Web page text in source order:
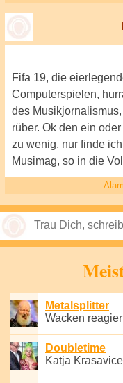
Fifa 19, die
Computerspielen,
des
rüber. Ok den ein
zu wenig, nur finde
Musimag, so in die
Metalsplitter
Wacken
Doubletime
Katja